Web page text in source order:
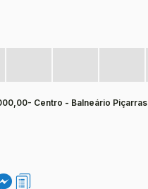
Centro - Balneário Piçarras